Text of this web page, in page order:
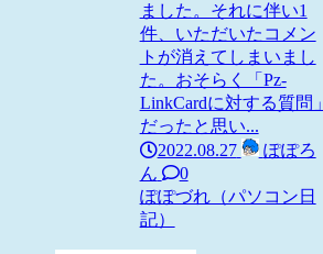
ました。それに伴い1
件、いただいたコメン
トが消えてしまいまし
た。おそらく「Pz-
LinkCardに対する質問」
だったと思い...
2022.08.27
ぽぽろ
ん
0
ぽぽづれ（パソコン日
記）